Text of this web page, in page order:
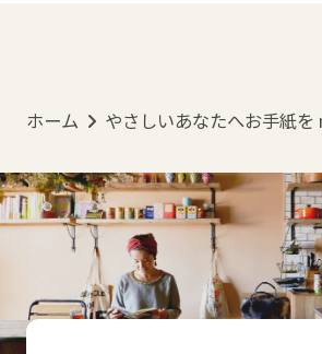
ホーム やさしいあなたへお手紙